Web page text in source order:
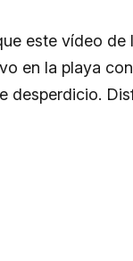
este vídeo de
en la playa
desperdicio.